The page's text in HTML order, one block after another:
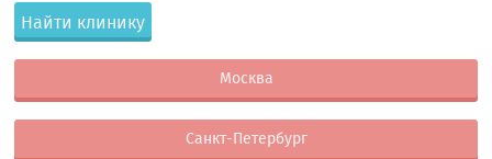
Найти клинику
Москва
Санкт-Петербург